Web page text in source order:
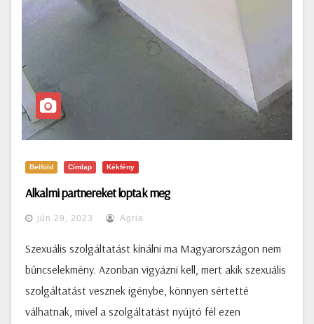
Belföld Címlap Kékfény
Alkalmi partnereket loptak meg
jún 29, 2023 Agria
Szexuális szolgáltatást kínálni ma Magyarországon nem
bűncselekmény. Azonban vigyázni kell, mert akik szexuális
szolgáltatást vesznek igénybe, könnyen sértetté
válhatnak, mivel a szolgáltatást nyújtó fél ezen